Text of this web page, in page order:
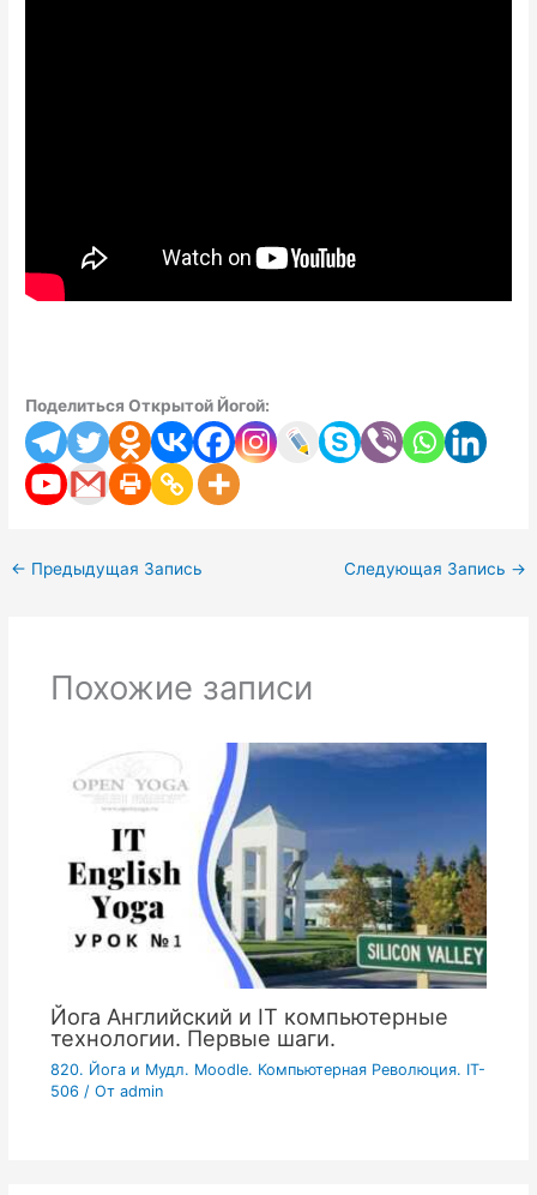
Поделиться Открытой Йогой:
← Предыдущая Запись Следующая Запись →
Похожие записи
Йога Английский и IT компьютерные
технологии. Первые шаги.
820. Йога и Мудл. Moodle. Компьютерная Революция. IT-
506 / От admin